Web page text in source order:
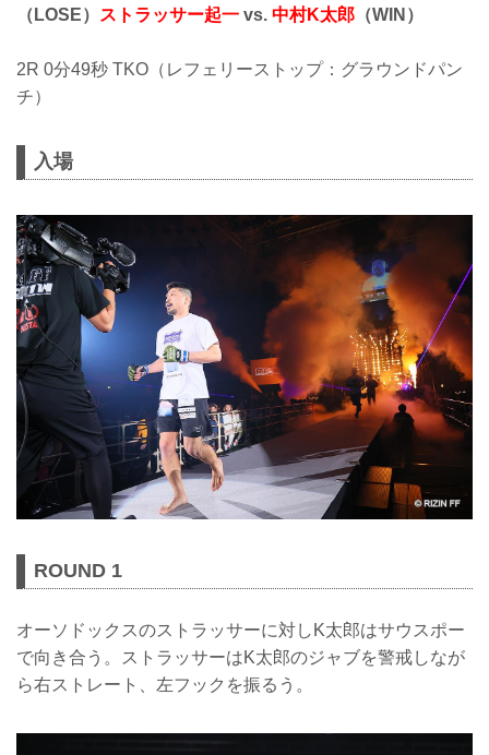
（LOSE） ストラッサー起一 vs. 中村K太郎 （WIN）
2R 0分49秒 TKO（レフェリーストップ：グラウンドパン
チ）
入場
ROUND 1
オーソドックスのストラッサーに対しK太郎はサウスポー
で向き合う。ストラッサーはK太郎のジャブを警戒しなが
ら右ストレート、左フックを振るう。